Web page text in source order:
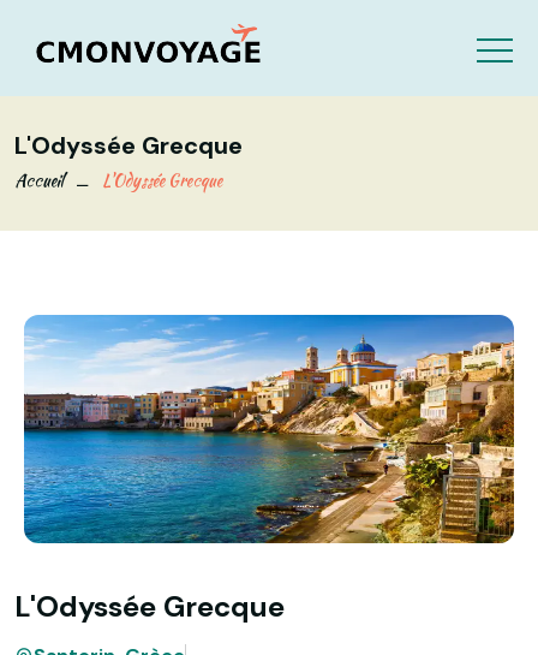
L'Odyssée Grecque
Accueil L'Odyssée Grecque
L'Odyssée Grecque